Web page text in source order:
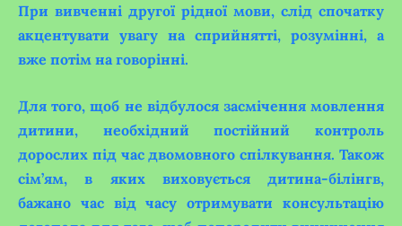
При вивченні другої рідної мови, слід спочатку
акцентувати увагу на сприйнятті, розумінні, а
вже потім на говорінні.
Для того, щоб не відбулося засмічення мовлення
дитини, необхідний постійний контроль
дорослих під час двомовного спілкування. Також
сім’ям, в яких виховується дитина-білінгв,
бажано час від часу отримувати консультацію